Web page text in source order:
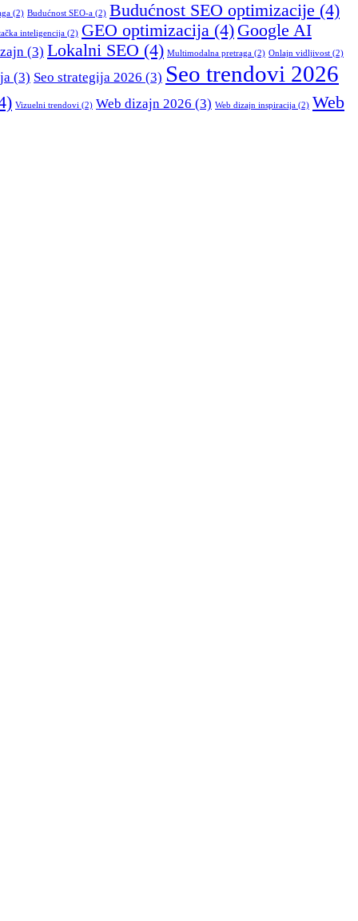
(2) Budućnost SEO-a (2) Budućnost SEO optimizacije (4)
inteligencija (2) GEO optimizacija (4) Google AI
(3) Lokalni SEO (4) Multimodalna pretraga (2) Onlajn vidljivost (2)
(3) Seo strategija 2026 (3) Seo trendovi 2026
Vizuelni trendovi (2) Web dizajn 2026 (3) Web dizajn inspiracija (2) Web